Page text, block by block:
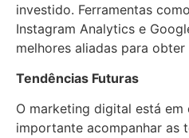
investido. Ferramentas
Instagram Analytics e
melhores aliadas para obter
Tendências Futuras
O marketing digital está
importante acompanhar as